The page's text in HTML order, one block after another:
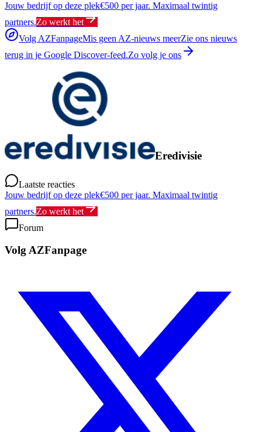
Jouw bedrijf op deze plek€500 per jaar. Maximaal twintig
partners.Zo werkt het
Volg AZFanpageMis geen AZ-nieuws meerZie ons nieuws
terug in je Google Discover-feed.Zo volg je ons
Eredivisie
Laatste reacties
Jouw bedrijf op deze plek€500 per jaar. Maximaal twintig
partners.Zo werkt het
Forum
Volg AZFanpage